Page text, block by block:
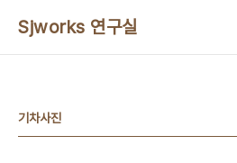
Sjworks 연구실
기차사진